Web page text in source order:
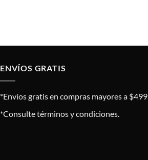
ENVÍOS GRATIS
*Envíos gratis en compras mayores a $499.
*Consulte términos y condiciones.